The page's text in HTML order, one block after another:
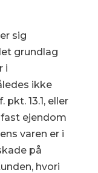
sig
grundlag
i
ikke
13.1, eller
ejendom
varen er i
på
hvori